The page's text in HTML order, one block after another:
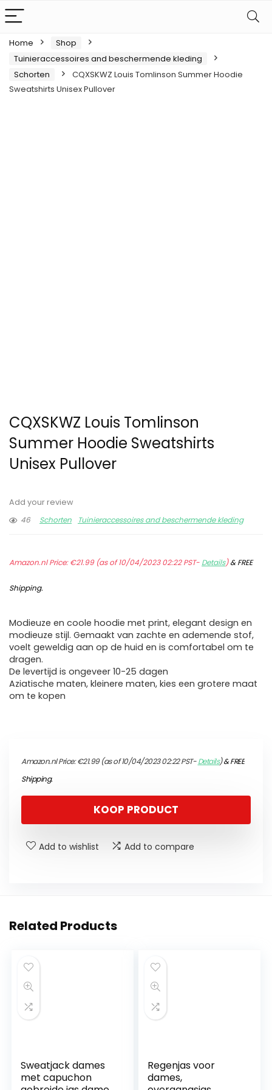
Home
Shop
Tuinieraccessoires and beschermende kleding
Schorten
CQXSKWZ Louis Tomlinson Summer Hoodie
Sweatshirts Unisex Pullover
CQXSKWZ Louis Tomlinson
Summer Hoodie Sweatshirts
Unisex Pullover
Add your review
46
Schorten Tuinieraccessoires and beschermende kleding
Amazon.nl Price:€21.99(as of 10/04/2023 02:22 PST- Details)&FREE
Shipping.
Modieuze en coole hoodie met print, elegant design en
modieuze stijl. Gemaakt van zachte en ademende stof,
voelt geweldig aan op de huid en is comfortabel om te
dragen.
De levertijd is ongeveer 10-25 dagen
Aziatische maten, kleinere maten, kies een grotere maat
om te kopen
Amazon.nl Price:€21.99(as of 10/04/2023 02:22 PST-Details)&FREE
Shipping.
KOOP PRODUCT
Add to wishlist Add to compare
Related Products
Sweatjack dames
met capuchon
Regenjas voor
dames,